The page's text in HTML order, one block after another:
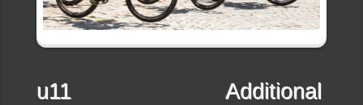
u11
Additional